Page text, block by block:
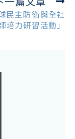
民主防衛與全社
培力研習活動」